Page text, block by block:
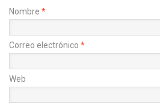
Nombre *
Correo electrónico *
Web